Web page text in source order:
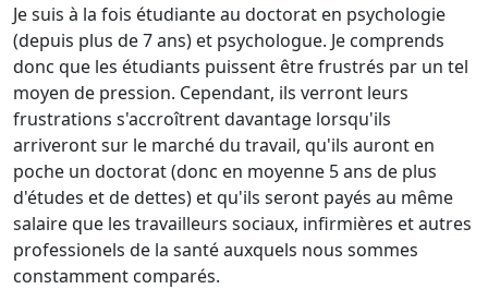
Je suis à la fois étudiante au doctorat en psychologie
(depuis plus de 7 ans) et psychologue. Je comprends
donc que les étudiants puissent être frustrés par un tel
moyen de pression. Cependant, ils verront leurs
frustrations s'accroîtrent davantage lorsqu'ils
arriveront sur le marché du travail, qu'ils auront en
poche un doctorat (donc en moyenne 5 ans de plus
d'études et de dettes) et qu'ils seront payés au même
salaire que les travailleurs sociaux, infirmières et autres
professionels de la santé auxquels nous sommes
constamment comparés.